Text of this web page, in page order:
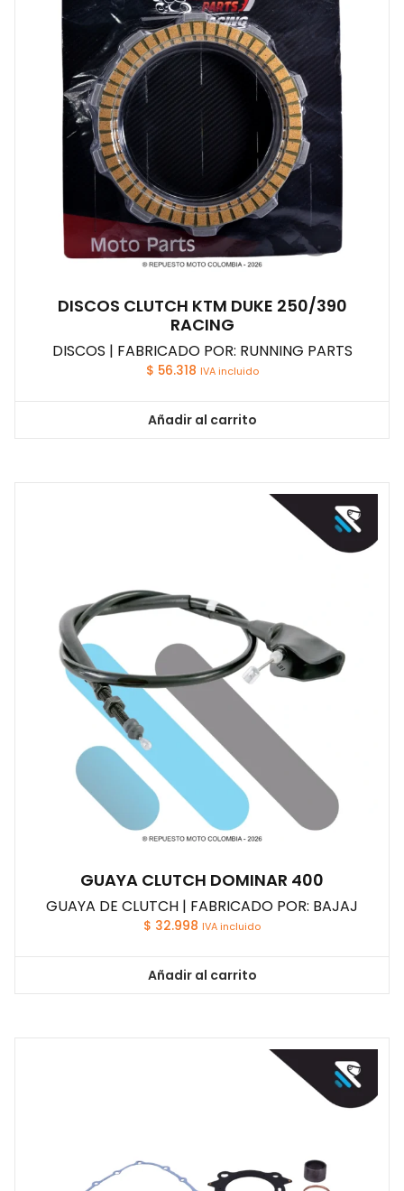
DISCOS CLUTCH KTM DUKE 250/390
RACING
DISCOS | FABRICADO POR: RUNNING PARTS
$ 56.318 IVA incluido
Añadir al carrito
GUAYA CLUTCH DOMINAR 400
GUAYA DE CLUTCH | FABRICADO POR: BAJAJ
$ 32.998 IVA incluido
Añadir al carrito